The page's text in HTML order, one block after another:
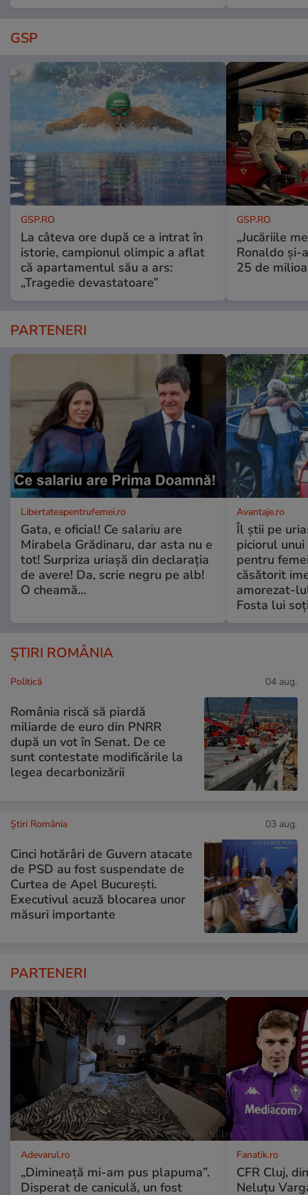
GSP
GSP.RO
La câteva ore după ce a intrat în
istorie, campionul olimpic a aflat
că apartamentul său a ars:
„Tragedie devastatoare”
GSP.RO
„Jucăriile
Ronaldo și-
25 de
PARTENERI
Libertateapentrufemei.ro
Gata, e oficial! Ce salariu are
Mirabela Grădinaru, dar asta nu e
tot! Surpriza uriașă din declarația
de avere! Da, scrie negru pe alb!
O cheamă…
Avantaje.ro
Îl știi pe
piciorul
pentru
căsătorit
amorezat-
Fosta lui
ȘTIRI ROMÂNIA
Politică 04 aug.
România riscă să piardă
miliarde de euro din PNRR
după un vot în Senat. De ce
sunt contestate modificările la
legea decarbonizării
Știri România 03 aug.
Cinci hotărâri de Guvern atacate
de PSD au fost suspendate de
Curtea de Apel București.
Executivul acuză blocarea unor
măsuri importante
PARTENERI
Adevarul.ro
„Dimineață mi-am pus plapuma”.
Disperat de caniculă, un fost
Fanatik.ro
CFR Cluj,
Neluțu